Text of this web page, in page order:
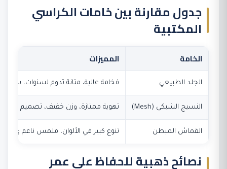
جدول مقارنة بين خامات الكراسي
المكتبية
الخامة المميزات
الجلد الطبيعي فخامة عالية، متانة تدوم لسنوات،
النسيج الشبكي (Mesh) تهوية ممتازة، وزن خفيف، تصميم
القماش المبطن تنوع كبير في الألوان، ملمس ناعم ومريح.
نصائح ذهبية للحفاظ على عمر